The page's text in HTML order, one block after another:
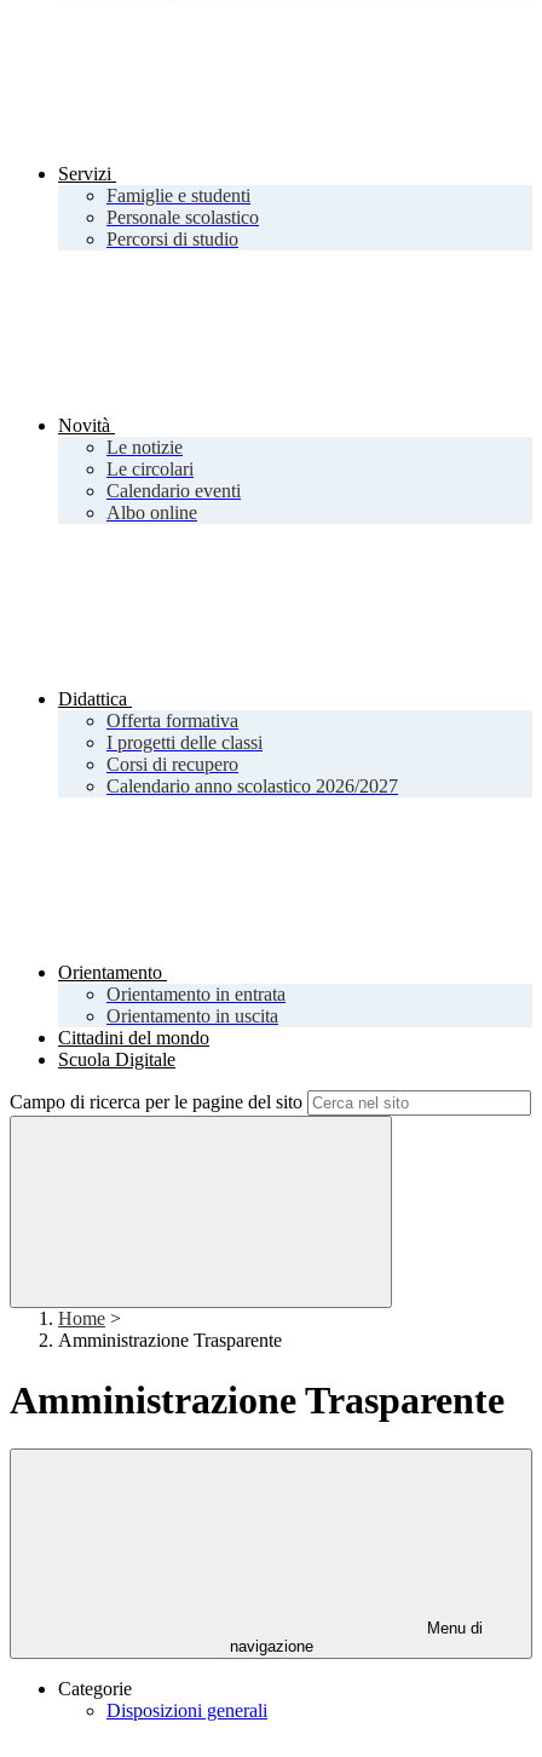
Servizi
Famiglie e studenti
Personale scolastico
Percorsi di studio
Novità
Le notizie
Le circolari
Calendario eventi
Albo online
Didattica
Offerta formativa
I progetti delle classi
Corsi di recupero
Calendario anno scolastico 2026/2027
Orientamento
Orientamento in entrata
Orientamento in uscita
Cittadini del mondo
Scuola Digitale
Campo di ricerca per le pagine del sito
Home >
Amministrazione Trasparente
Amministrazione Trasparente
Menu di
navigazione
Categorie
Disposizioni generali